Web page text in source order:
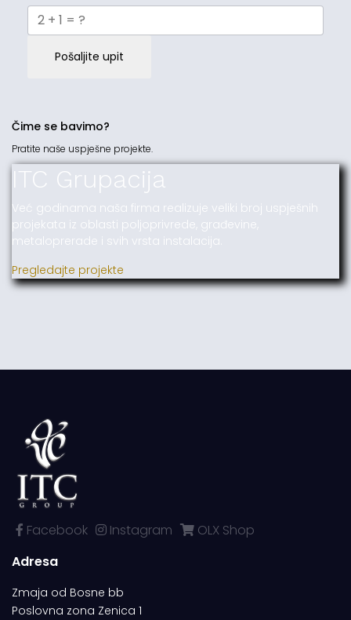
Pošaljite upit
Čime se bavimo?
Pratite naše uspješne projekte.
ITC Grupacija
Već godinama naša firma realizuje veliki broj uspješnih
projekata iz oblasti poljoprivrede, građevine,
metaloprerade i svih vrsta instalacija.
Pregledajte projekte
Facebook Instagram
OLX Shop
Adresa
Zmaja od Bosne bb
Poslovna zona Zenica 1